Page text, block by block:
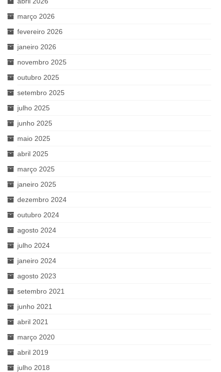
março 2026
fevereiro 2026
janeiro 2026
novembro 2025
outubro 2025
setembro 2025
julho 2025
junho 2025
maio 2025
abril 2025
março 2025
janeiro 2025
dezembro 2024
outubro 2024
agosto 2024
julho 2024
janeiro 2024
agosto 2023
setembro 2021
junho 2021
abril 2021
março 2020
abril 2019
julho 2018